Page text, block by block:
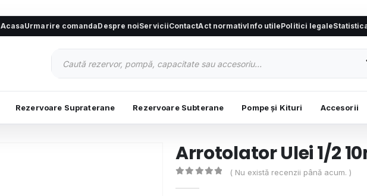
AcasaUrmarire comandaDespre noiServiciiContactAct normativInfo utilePolitici legale
Rezervoare Supraterane Rezervoare Subterane Pompe și Kituri Accesorii
Arrotolator Ulei 1/2
( Nu există recenzii până acum. )